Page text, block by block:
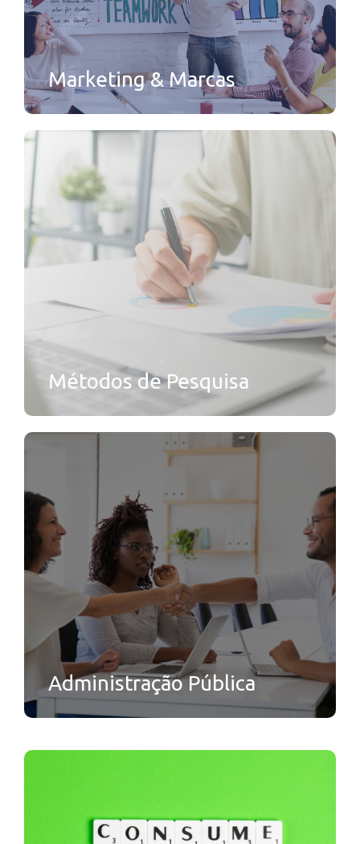
Marketing & Marcas
Métodos de Pesquisa
Administração Pública